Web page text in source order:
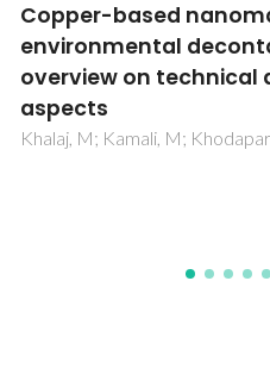
Microstructure and
properties on
Paiva, H; Silva, AS; Velosa,